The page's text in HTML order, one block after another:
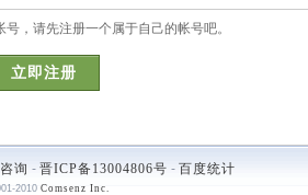
，请先注册一个属于自己的帐号吧。
立即注册
- 晋ICP备13004806号 - 百度统计
2010 Comsenz Inc.